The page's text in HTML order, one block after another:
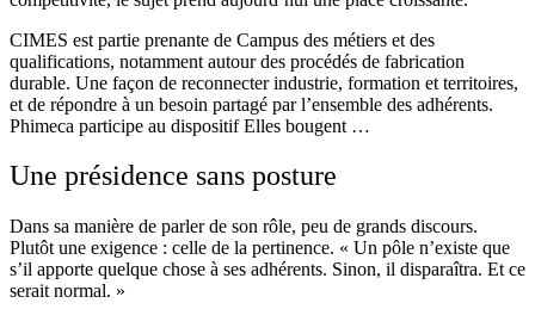
CIMES est partie prenante de Campus des métiers et des
qualifications, notamment autour des procédés de fabrication
durable. Une façon de reconnecter industrie, formation et territoires,
et de répondre à un besoin partagé par l’ensemble des adhérents.
Phimeca participe au dispositif Elles bougent …
Une présidence sans posture
Dans sa manière de parler de son rôle, peu de grands discours.
Plutôt une exigence : celle de la pertinence. « Un pôle n’existe que
s’il apporte quelque chose à ses adhérents. Sinon, il disparaîtra. Et ce
serait normal. »